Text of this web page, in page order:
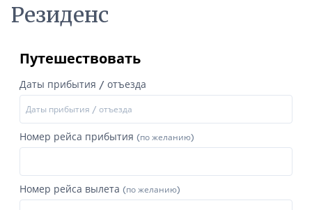
Резиденс
Путешествовать
Даты прибытия / отъезда
Номер рейса прибытия (по желанию)
Номер рейса вылета (по желанию)